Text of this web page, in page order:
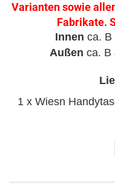
Varianten sowie
Fabrikate.
Innen ca. B
Außen ca. B
1 x Wiesn